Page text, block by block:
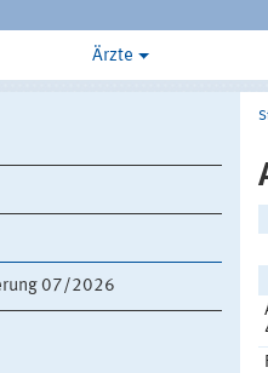
Ärzte
07/2026